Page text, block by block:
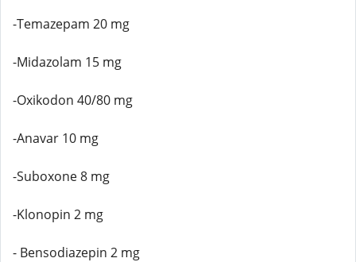
-Temazepam 20 mg
-Midazolam 15 mg
-Oxikodon 40/80 mg
-Anavar 10 mg
-Suboxone 8 mg
-Klonopin 2 mg
- Bensodiazepin 2 mg